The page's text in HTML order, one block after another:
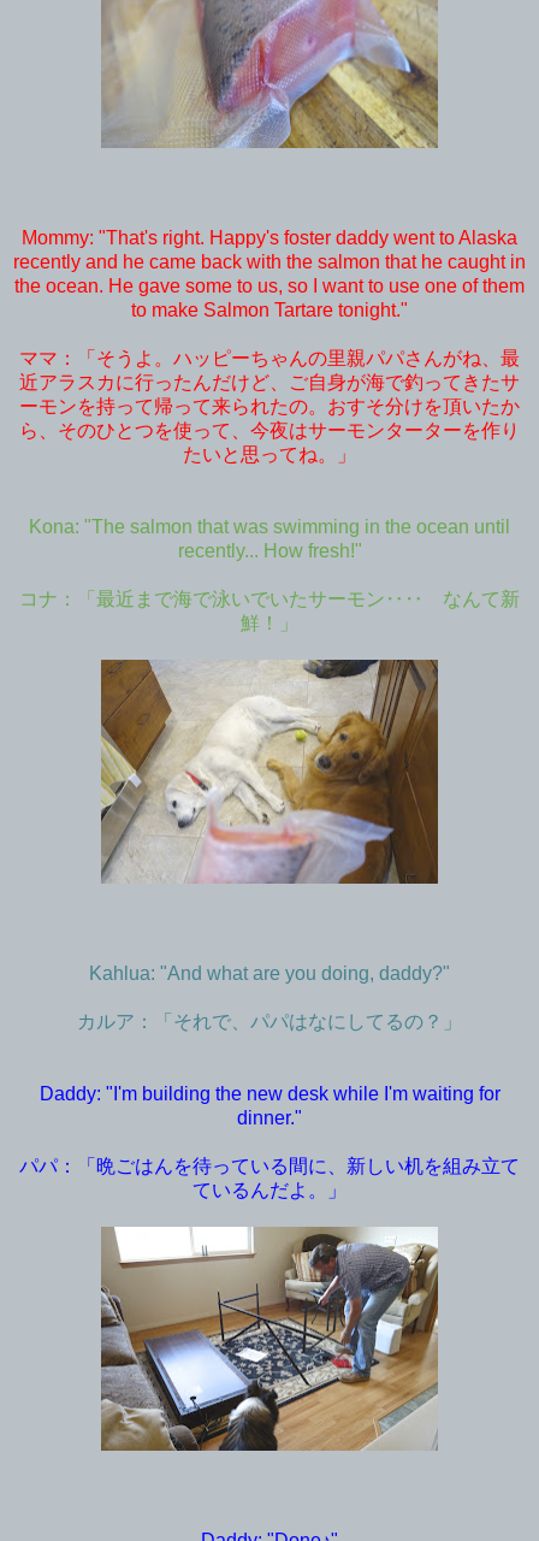
Mommy: "That's right. Happy's foster daddy went to Alaska
recently and he came back with the salmon that he caught in
the ocean. He gave some to us, so I want to use one of them
to make Salmon Tartare tonight."
ママ：「そうよ。ハッピーちゃんの里親パパさんがね、最
近アラスカに行ったんだけど、ご自身が海で釣ってきたサ
ーモンを持って帰って来られたの。おすそ分けを頂いたか
ら、そのひとつを使って、今夜はサーモンターターを作り
たいと思ってね。」
Kona: "The salmon that was swimming in the ocean until
recently... How fresh!"
コナ：「最近まで海で泳いでいたサーモン‥‥ なんて新
鮮！」
Kahlua: "And what are you doing, daddy?"
カルア：「それで、パパはなにしてるの？」
Daddy: "I'm building the new desk while I'm waiting for
dinner."
パパ：「晩ごはんを待っている間に、新しい机を組み立て
ているんだよ。」